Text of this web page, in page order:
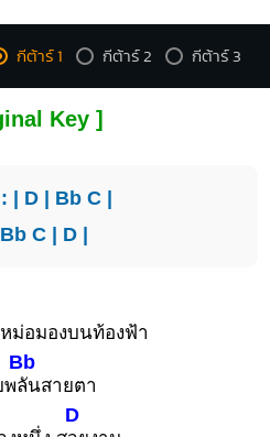
กีต้าร์ 1 กีต้าร์ 2 กีต้าร์ 3
Key ]
| D | Bb C |
Bb C | D |
ม่อมองบนท้องฟ้า
พ
Bb
ลันสายตา
D